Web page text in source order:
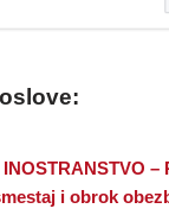
–
i obrok